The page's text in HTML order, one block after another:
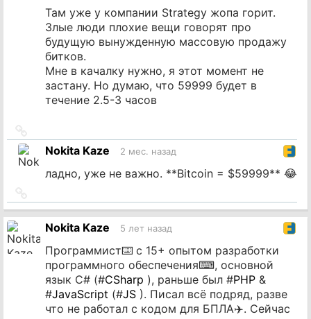
Там уже у компании Strategy жопа горит.
Злые люди плохие вещи говорят про
будущую вынужденную массовую продажу
битков.
Мне в качалку нужно, я этот момент не
застану. Но думаю, что 59999 будет в
течение 2.5-3 часов
на
источник
Nokita Kaze 2 мес. назад
ладно, уже не важно. **Bitcoin = $59999** 😂
на
источник
Nokita Kaze 5 лет назад
Программист⌨️ с 15+ опытом разработки
программного обеспечения⌨, основной
язык C# (#CSharp ), раньше был #PHP &
#JavaScript (#JS ). Писал всё подряд, разве
что не работал с кодом для БПЛА✈️. Сейчас